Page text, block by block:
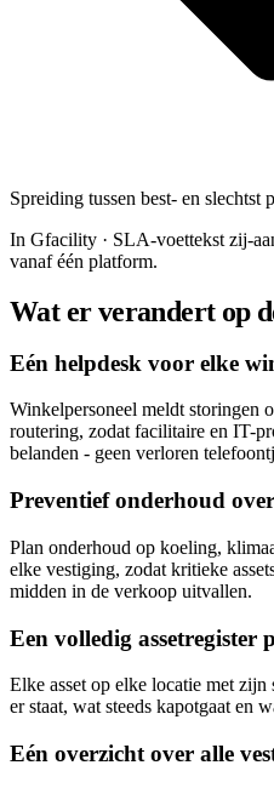
Spreiding tussen best- en
In Gfacility · SLA-voettekst zij-
vanaf één platform.
Wat er verandert op
Eén helpdesk voor elke
Winkelpersoneel meldt storingen
routering, zodat facilitaire en IT-
belanden - geen verloren
Preventief onderhoud
Plan onderhoud op koeling,
elke vestiging, zodat kritieke
midden in de verkoop uitvallen.
Een volledig assetregister
Elke asset op elke locatie met
er staat, wat steeds kapotgaat en
Eén overzicht over alle